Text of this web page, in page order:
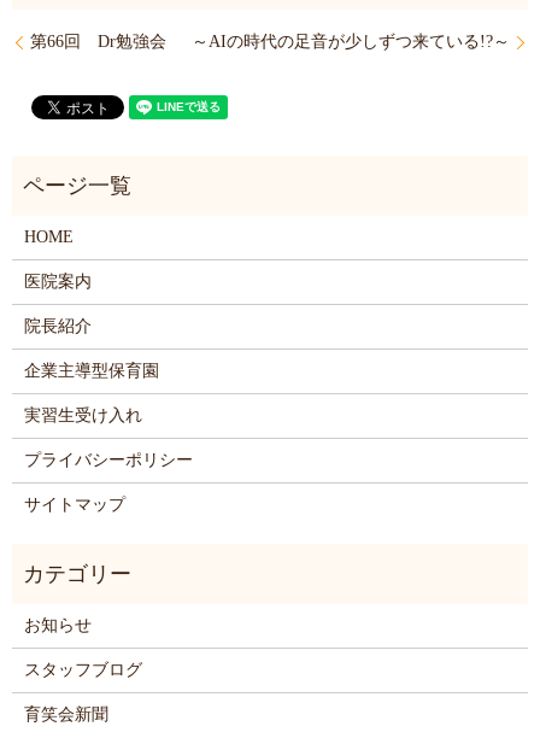
第66回 Dr勉強会 ～AIの時代の足音が少しずつ来ている!?～
HOME
医院案内
院長紹介
企業主導型保育園
実習生受け入れ
プライバシーポリシー
サイトマップ
お知らせ
スタッフブログ
育笑会新聞